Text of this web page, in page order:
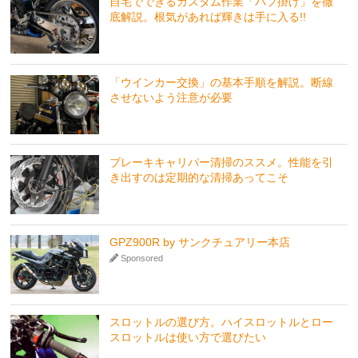
底解説。根気があれば輝きは手に入る!!
「ウインカー交換」の基本手順を解説。断線
させないよう注意が必要
ブレーキキャリパー清掃のススメ。性能を引
き出すのは定期的な清掃あってこそ
GPZ900R by サンクチュアリー本店
Sponsored
スロットルの選び方。ハイスロットルとロー
スロットルは使い方で選びたい